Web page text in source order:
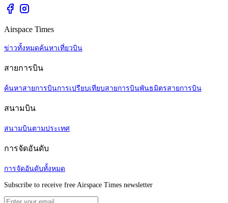
Airspace Times
ข่าวทั้งหมดค้นหาเที่ยวบิน
สายการบิน
ค้นหาสายการบินการเปรียบเทียบสายการบินพันธมิตรสายการบิน
สนามบิน
สนามบินตามประเทศ
การจัดอันดับ
การจัดอันดับทั้งหมด
Subscribe to receive free Airspace Times newsletter